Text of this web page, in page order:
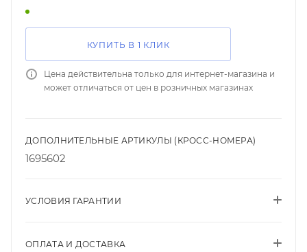
КУПИТЬ В 1 КЛИК
Цена действительна только для интернет-магазина и
может отличаться от цен в розничных магазинах
ДОПОЛНИТЕЛЬНЫЕ АРТИКУЛЫ (КРОСС-НОМЕРА)
1695602
УСЛОВИЯ ГАРАНТИИ
ОПЛАТА И ДОСТАВКА